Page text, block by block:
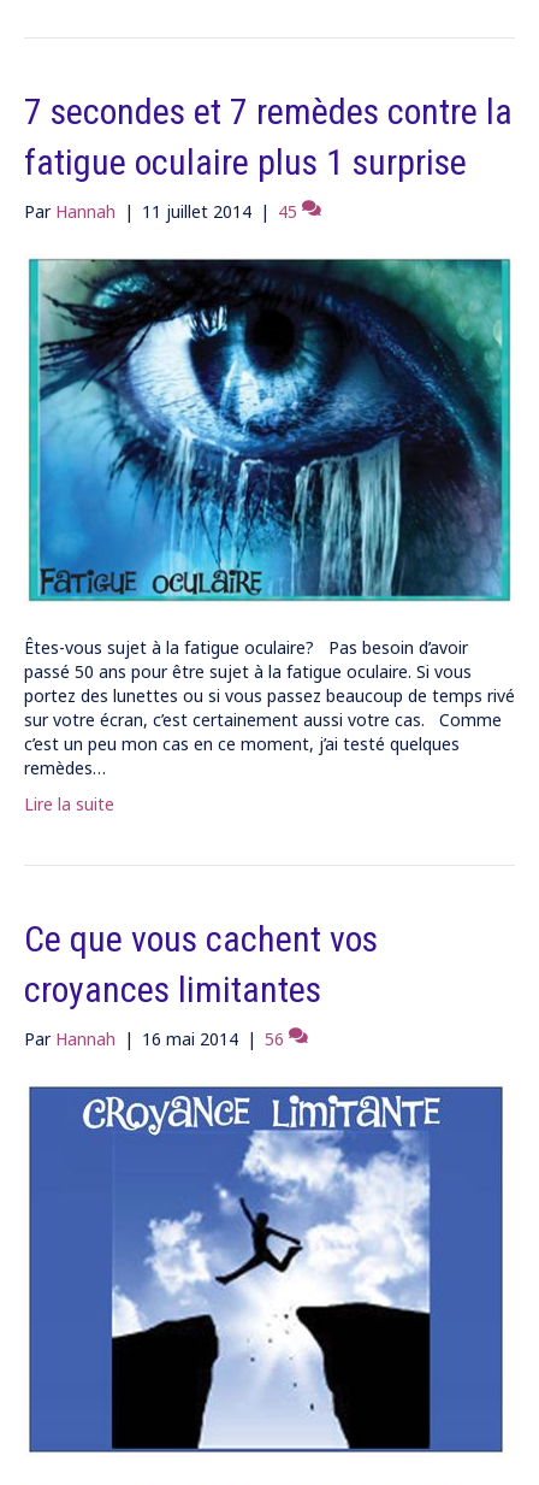
7 secondes et 7 remèdes contre la
fatigue oculaire plus 1 surprise
Par Hannah | 11 juillet 2014 | 45
Êtes-vous sujet à la fatigue oculaire? Pas besoin d’avoir
passé 50 ans pour être sujet à la fatigue oculaire. Si vous
portez des lunettes ou si vous passez beaucoup de temps rivé
sur votre écran, c’est certainement aussi votre cas. Comme
c’est un peu mon cas en ce moment, j’ai testé quelques
remèdes…
Lire la suite
Ce que vous cachent vos
croyances limitantes
Par Hannah | 16 mai 2014 | 56